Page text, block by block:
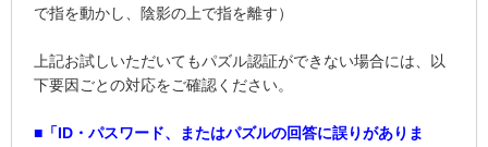
で指を動かし、陰影の上で指を離す）
上記お試しいただいてもパズル認証ができない場合には、以
下要因ごとの対応をご確認ください。
■「ID・パスワード、またはパズルの回答に誤りがありま